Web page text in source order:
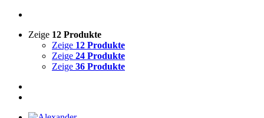
Zeige 12 Produkte
Zeige 12 Produkte
Zeige 24 Produkte
Zeige 36 Produkte